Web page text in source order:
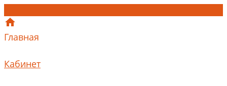
Главная
Кабинет